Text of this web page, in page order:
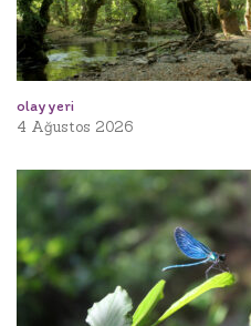
olay yeri
4 Ağustos 2026